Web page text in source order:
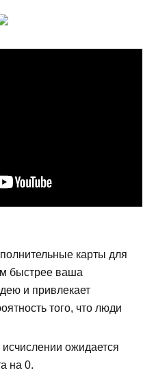
карты для
быстрее ваша
и привлекает
того, что люди
ожидается
на 0.